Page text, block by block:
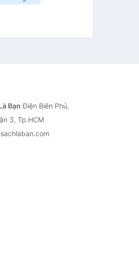
Bạn Điện Biên Phủ,
3, Tp.HCM